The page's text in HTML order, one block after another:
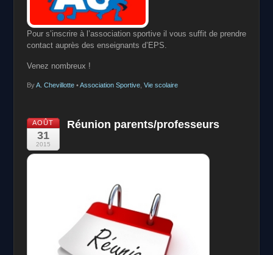
Pour s’inscrire à l’association sportive il vous suffit de prendre
contact auprès des enseignants d’EPS.
Venez nombreux !
ByA. Chevillotte• Association Sportive, Vie scolaire
AOÛT
31
2015
Réunion parents/professeurs